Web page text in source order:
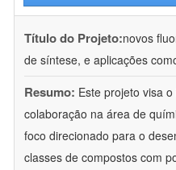
Título do Projeto:novos
de síntese, e aplicações
Resumo: Este projeto visa
colaboração na área de
foco direcionado para o
classes de compostos com